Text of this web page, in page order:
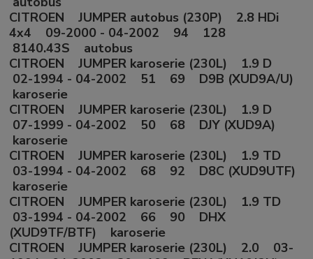
CITROEN JUMPER autobus (230P) 2.8 HDi
4x4 09-2000 - 04-2002 94 128
8140.43S autobus
CITROEN JUMPER karoserie (230L) 1.9 D
02-1994 - 04-2002 51 69 D9B (XUD9A/U)
karoserie
CITROEN JUMPER karoserie (230L) 1.9 D
07-1999 - 04-2002 50 68 DJY (XUD9A)
karoserie
CITROEN JUMPER karoserie (230L) 1.9 TD
03-1994 - 04-2002 68 92 D8C (XUD9UTF)
karoserie
CITROEN JUMPER karoserie (230L) 1.9 TD
03-1994 - 04-2002 66 90 DHX
(XUD9TF/BTF) karoserie
CITROEN JUMPER karoserie (230L) 2.0 03-